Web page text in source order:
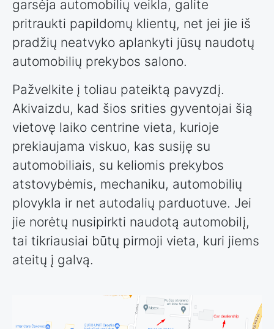
garsėja automobilių veikla, galite
pritraukti papildomų klientų, net jei jie iš
pradžių neatvyko aplankyti jūsų naudotų
automobilių prekybos salono.
Pažvelkite į toliau pateiktą pavyzdį.
Akivaizdu, kad šios srities gyventojai šią
vietovę laiko centrine vieta, kurioje
prekiaujama viskuo, kas susiję su
automobiliais, su keliomis prekybos
atstovybėmis, mechaniku, automobilių
plovykla ir net autodalių parduotuve. Jei
jie norėtų nusipirkti naudotą automobilį,
tai tikriausiai būtų pirmoji vieta, kuri jiems
ateitų į galvą.